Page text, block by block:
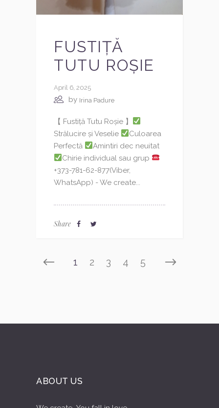
FUSTIȚĂ
TUTU ROȘIE
April 6, 2025
by Irina Padure
【 Fustiță Tutu Roșie 】
Strălucire și Veselie
Culoarea
Perfectă
Amintiri dec neuitat
Chirie individual sau grup
+373-781-62-877(Viber,
WhatsApp) - We create...
Share
1 2 3 4 5
ABOUT US